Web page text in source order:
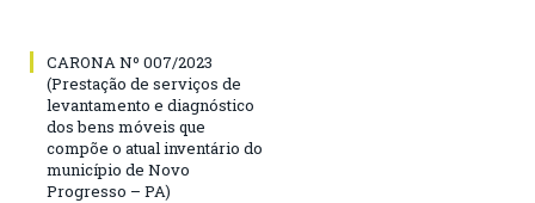
CARONA Nº 007/2023
(Prestação de serviços de
levantamento e diagnóstico
dos bens móveis que
compõe o atual inventário do
município de Novo
Progresso – PA)